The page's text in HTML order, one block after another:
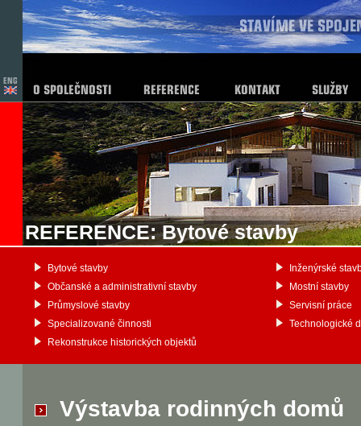
REFERENCE: Bytové stavby
Inženýrské
Mostní stavby
Servisní práce
Technologické
Bytové stavby
Občanské a administrativní stavby
Průmyslové stavby
Specializované činnosti
Rekonstrukce historických objektů
Výstavba rodinných domů